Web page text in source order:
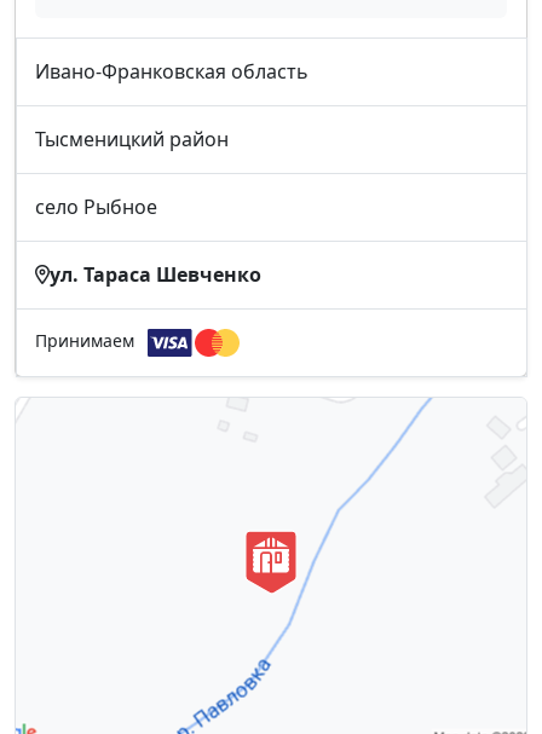
Ивано-Франковская область
Тысменицкий район
село Рыбное
ул. Тараса Шевченко
Принимаем